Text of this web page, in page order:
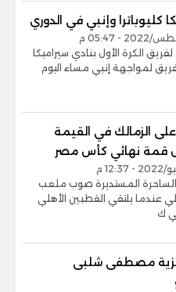
كليوباترا وإنبي في الدوري
الكرة الأول بنادي سيراميكا
لمواجهة إنبي مساء اليوم
الزمالك في القيمة
قمة نهائي كأس مصر
المستديرة صوب ملعب
عندما يلتقي القطبين الأهلي
ك
مصطفى شلبى